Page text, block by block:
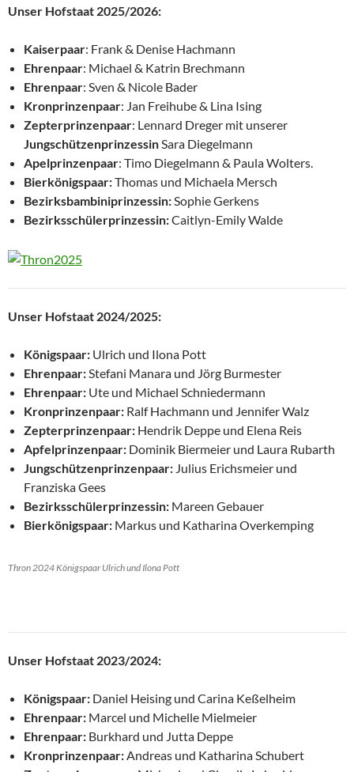
Unser Hofstaat 2025/2026:
Kaiserpaar: Frank & Denise Hachmann
Ehrenpaar: Michael & Katrin Brechmann
Ehrenpaar: Sven & Nicole Bader
Kronprinzenpaar: Jan Freihube & Lina Ising
Zepterprinzenpaar: Lennard Dreger mit unserer
JungschützenprinzessinSara Diegelmann
Apelprinzenpaar: Timo Diegelmann & Paula Wolters.
Bierkönigspaar:Thomas und Michaela Mersch
Bezirksbambiniprinzessin:Sophie Gerkens
Bezirksschülerprinzessin:Caitlyn-Emily Walde
Unser Hofstaat 2024/2025:
Königspaar: Ulrich und Ilona Pott
Ehrenpaar:Stefani Manara und Jörg Burmester
Ehrenpaar: Ute und Michael Schniedermann
Kronprinzenpaar: Ralf Hachmann und Jennifer Walz
Zepterprinzenpaar: Hendrik Deppe und Elena Reis
Apfelprinzenpaar: Dominik Biermeier und Laura Rubarth
Jungschützenprinzenpaar: Julius Erichsmeier und
Franziska Gees
Bezirksschülerprinzessin: Mareen Gebauer
Bierkönigspaar: Markus und Katharina Overkemping
Thron 2024 Königspaar Ulrich und Ilona Pott
Unser Hofstaat 2023/2024:
Königspaar: Daniel Heising und Carina Keßelheim
Ehrenpaar: Marcel und Michelle Mielmeier
Ehrenpaar: Burkhard und Jutta Deppe
Kronprinzenpaar:Andreas und Katharina Schubert